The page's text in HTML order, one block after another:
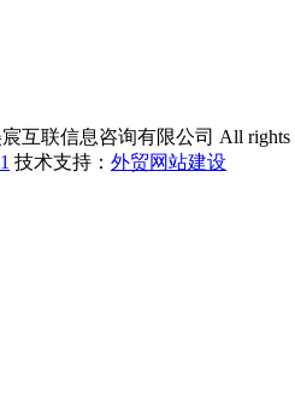
互联信息咨询有限公司 All rights
技术支持： 外贸网站建设